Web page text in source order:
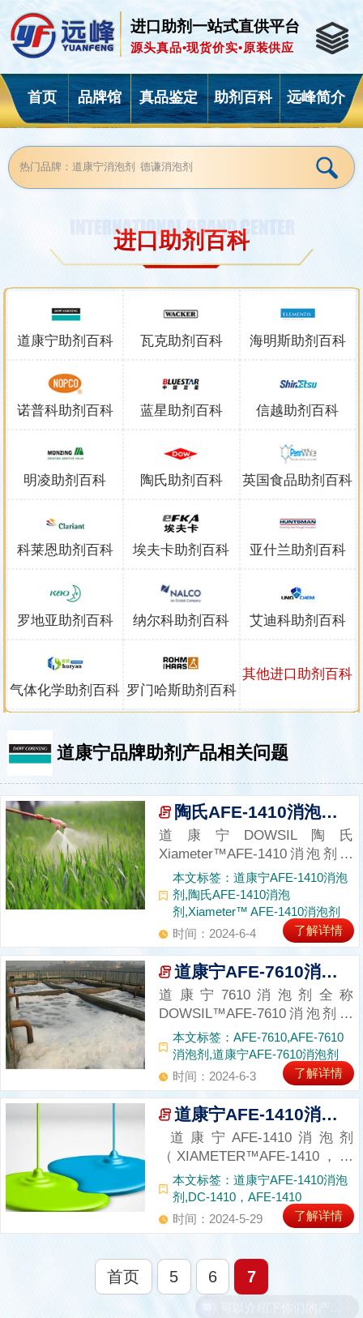
进口助剂一站式直供平台
源头真品•现货价实•原装供应
首页 品牌馆 真品鉴定 助剂百科 远峰简介
进口助剂百科
道康宁助剂 百科 瓦克助剂 百科 海明斯助剂 百科
诺普科助剂 百科 蓝星助剂 百科 信越助剂百科
明凌助剂 百科 陶氏助剂 百科 英国食品助剂 百科
科莱恩助剂 百科 埃夫卡助剂 百科 亚什兰助剂 百科
罗地亚助剂 百科 纳尔科助剂百科 艾迪科助剂 百科
气体化学助剂百科 罗门哈斯助剂 百科
其他进口助剂 百科
道康宁品牌助剂产品相关问题
陶氏AFE-1410消泡剂：消泡界的实力“扛把子”
时间：2024-6-4
道康宁DOWSIL陶氏
Xiameter™AFE-1410消泡剂是
一款具有广泛应用场景的消泡
剂，其特点包括耐高温、耐酸碱
和耐高剪切。这款消泡剂的设计
主要是为了控制水相体系的泡
沫，具有10%的有机硅活性成
分，使其成为通用型的消泡剂。
以下是具体的...
本文标签：道康宁AFE-1410消泡
剂,陶氏AFE-1410消泡
剂,Xiameter™ AFE-1410消泡剂
了解详情
道康宁AFE-7610消泡剂：消泡剂有它一款就够！
时间：2024-6-3
道康宁7610消泡剂全称
DOWSIL™AFE-7610消泡剂，
它是一种固体含量为11%的乳
剂。这是一种可在硫酸盐和亚硫
酸盐制浆洗涤工艺、金属清洗工
艺和纺织品预处理工艺中控制泡
沫的泡沫控制剂。除此之外，
AFE-7610消泡剂在以下领域起
着很好...
本文标签：AFE-7610,AFE-7610
消泡剂,道康宁AFE-7610消泡剂
了解详情
道康宁AFE-1410消泡剂知识百科大全
时间：2024-5-29
道康宁AFE-1410消泡剂
（XIAMETER™AFE-1410，原
型号DC-1410）是由乳白色的有
机硅乳液组成，可水稀释，其中
有机硅乳液活性成分占10%，道
康宁AFE-1410消泡剂常被用于
理，印刷...
本文标签：道康宁AFE-1410消泡
剂,DC-1410，AFE-1410
了解详情
首页 5 6 7